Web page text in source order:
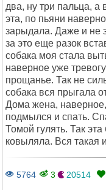
два, ну три пальца, а
эта, по пьяни
зарыдала. Даже и не
за это еще разок
собака моя стала
наверное уже
прощанье. Так не
собака вся прыгала
Дома жена,
подмылся и спать.
Томой гулять. Так
ковыляла. Вся такая
5764 3 20514